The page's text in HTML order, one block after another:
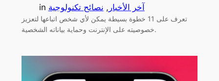
in آخر الأخبار , نصائح تكنولوجية
تعرف على 11 خطوة بسيطة يمكن لأي شخص اتباعها لتعزيز
خصوصيته على الإنترنت وحماية بياناته الشخصية.